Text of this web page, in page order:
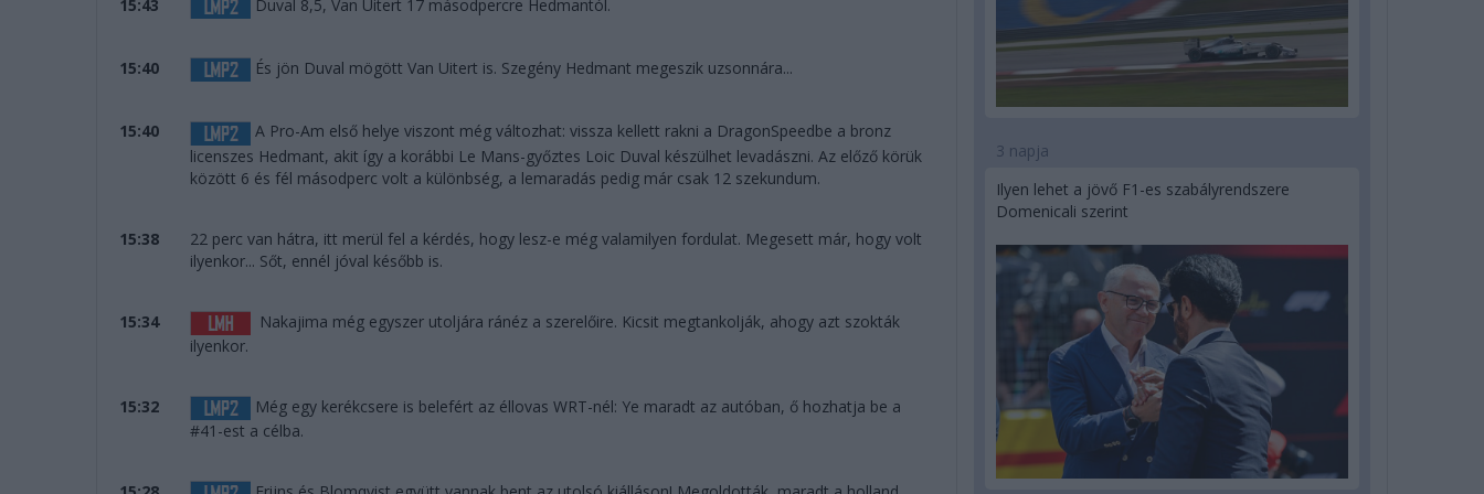
15:43 Duval 8,5, Van Uitert 17 másodpercre Hedmantól.
15:40 És jön Duval mögött Van Uitert is. Szegény Hedmant megeszik uzsonnára...
15:40
A Pro-Am első helye viszont még változhat: vissza kellett rakni a DragonSpeedbe a bronz
licenszes Hedmant, akit így a korábbi Le Mans-győztes Loic Duval készülhet levadászni. Az előző körük
között 6 és fél másodperc volt a különbség, a lemaradás pedig már csak 12 szekundum.
15:38
22 perc van hátra, itt merül fel a kérdés, hogy lesz-e még valamilyen fordulat. Megesett már, hogy volt
ilyenkor... Sőt, ennél jóval később is.
15:34
Nakajima még egyszer utoljára ránéz a szerelőire. Kicsit megtankolják, ahogy azt szokták
ilyenkor.
15:32
Még egy kerékcsere is belefért az éllovas WRT-nél: Ye maradt az autóban, ő hozhatja be a
#41-est a célba.
3 napja
Ilyen lehet a jövő F1-es szabályrendszere
Domenicali szerint